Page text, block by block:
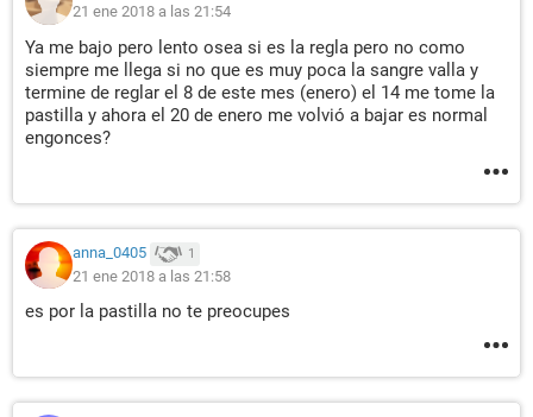
21 ene 2018 a las 21:54
Ya me bajo pero lento osea si es la regla pero no como
siempre me llega si no que es muy poca la sangre valla y
termine de reglar el 8 de este mes (enero) el 14 me tome la
pastilla y ahora el 20 de enero me volvió a bajar es normal
engonces?
anna_0405 1
21 ene 2018 a las 21:58
es por la pastilla no te preocupes